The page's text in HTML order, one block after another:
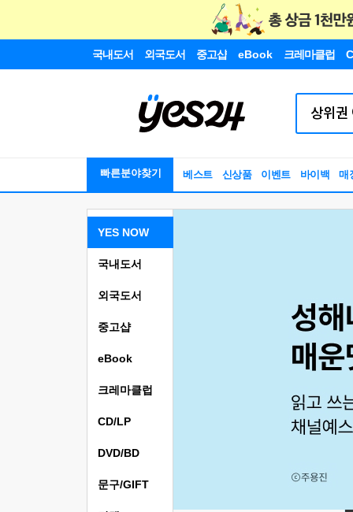
국내도서 외국도서 중고샵 eBook 크레마클럽
빠른분야찾기 베스트 신상품 이벤트 바이백 매
YES NOW
국내도서
외국도서
중고샵
eBook
크레마클럽
CD/LP
DVD/BD
문구/GIFT